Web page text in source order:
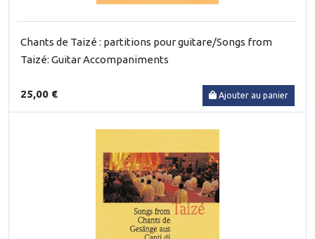
Chants de Taizé : partitions pour guitare/Songs from
Taizé: Guitar Accompaniments
25,00 € Ajouter au panier